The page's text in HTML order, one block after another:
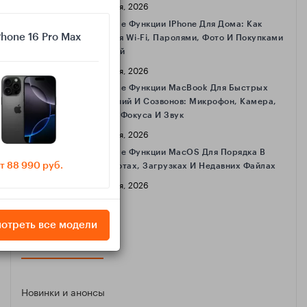
16 Апреля, 2026
Полезные Функции IPhone Для Дома: Как
Делиться Wi‑Fi, Паролями, Фото И Покупками
С Семьёй
16 Апреля, 2026
Полезные Функции MacBook Для Быстрых
Совещаний И Созвонов: Микрофон, Камера,
Режимы Фокуса И Звук
16 Апреля, 2026
Полезные Функции MacOS Для Порядка В
Скриншотах, Загрузках И Недавних Файлах
16 Апреля, 2026
КАТЕГОРИИ
Новинки и анонсы
16 Pro Max
88 990 руб.
все модели